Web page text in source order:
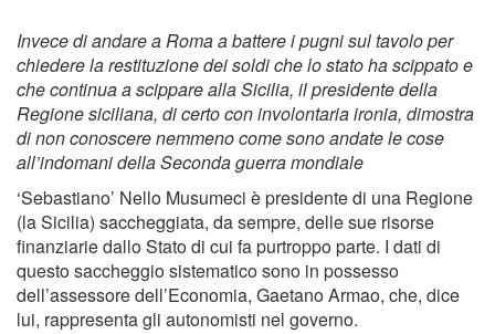
Invece di andare a Roma a battere i pugni sul tavolo per
chiedere la restituzione dei soldi che lo stato ha scippato e
che continua a scippare alla Sicilia, il presidente della
Regione siciliana, di certo con involontaria ironia, dimostra
di non conoscere nemmeno come sono andate le cose
all’indomani della Seconda guerra mondiale
‘Sebastiano’ Nello Musumeci è presidente di una Regione
(la Sicilia) saccheggiata, da sempre, delle sue risorse
finanziarie dallo Stato di cui fa purtroppo parte. I dati di
questo saccheggio sistematico sono in possesso
dell’assessore dell’Economia, Gaetano Armao, che, dice
lui, rappresenta gli autonomisti nel governo.